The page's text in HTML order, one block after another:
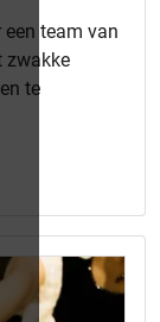
een team van
zwakke
te